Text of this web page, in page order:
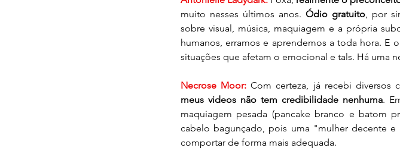
muito nesses últimos anos. Ódio gratuito, por
sobre visual, música, maquiagem e a própria
humanos, erramos e aprendemos a toda hora. E
situações que afetam o emocional e tals. Há uma
Necrose Moor: Com certeza, já recebi diversos
meus videos não tem credibilidade nenhuma.
maquiagem pesada (pancake branco e batom
cabelo bagunçado, pois uma "mulher decente
comportar de forma mais adequada.